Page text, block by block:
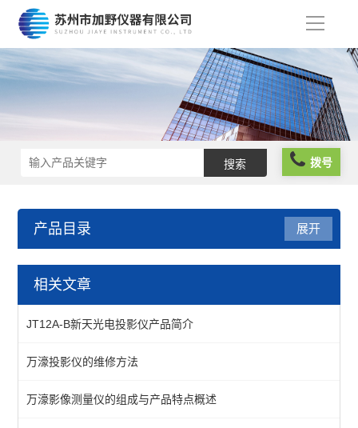
导
拨号
产品目录
仪器仪表
展开
相关文章
JT12A-B新天光电投影仪产品简介
万濠投影仪的维修方法
万濠影像测量仪的组成与产品特点概述